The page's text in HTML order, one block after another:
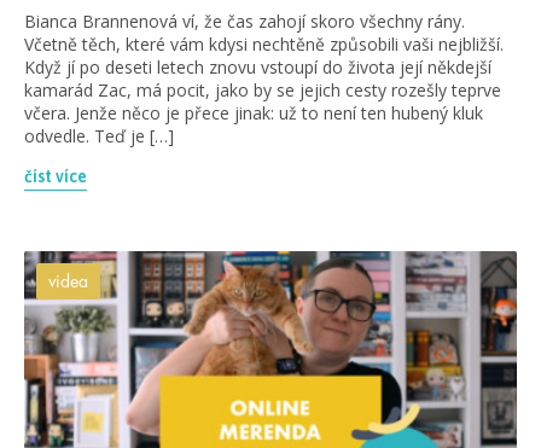
Bianca Brannenová ví, že čas zahojí skoro všechny rány.
Včetně těch, které vám kdysi nechtěně způsobili vaši nejbližší.
Když jí po deseti letech znovu vstoupí do života její někdejší
kamarád Zac, má pocit, jako by se jejich cesty rozešly teprve
včera. Jenže něco je přece jinak: už to není ten hubený kluk
odvedle. Teď je […]
číst více
videa